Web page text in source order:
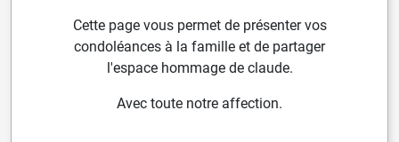
Cette page vous permet de présenter vos
condoléances à la famille et de partager
l'espace hommage de claude.
Avec toute notre affection.